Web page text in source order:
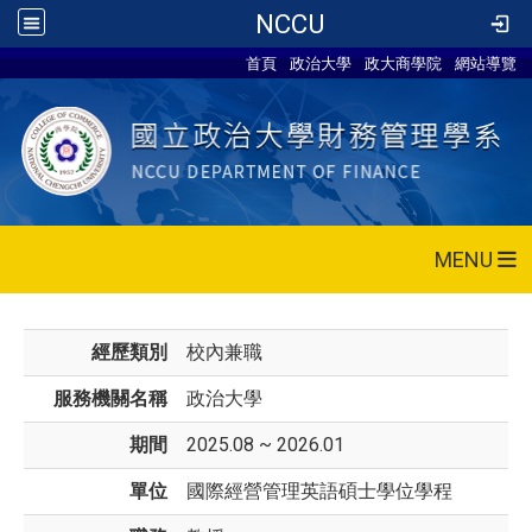
NCCU
首頁 政治大學 政大商學院 網站導覽
MENU
經歷類別 校內兼職
服務機關名稱 政治大學
期間 2025.08 ~ 2026.01
單位 國際經營管理英語碩士學位學程